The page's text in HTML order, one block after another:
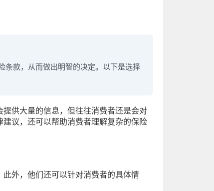
条款，从而做出明智的决定。以下是选择
供大量的信息，但往往消费者还是会对
议，还可以帮助消费者理解复杂的保险
外，他们还可以针对消费者的具体情